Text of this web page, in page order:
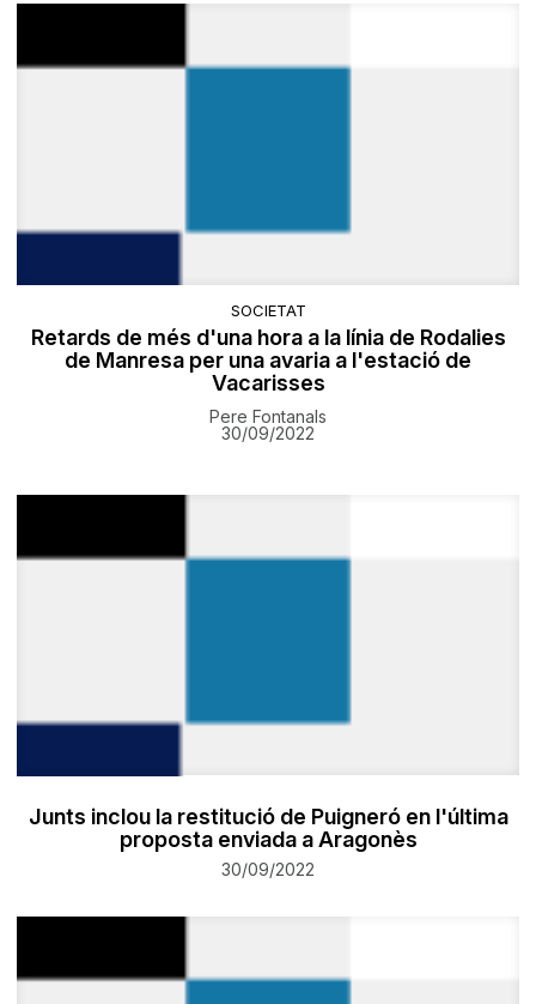
SOCIETAT
Retards de més d'una hora a la línia de Rodalies
de Manresa per una avaria a l'estació de
Vacarisses
Pere Fontanals
30/09/2022
Junts inclou la restitució de Puigneró en l'última
proposta enviada a Aragonès
30/09/2022